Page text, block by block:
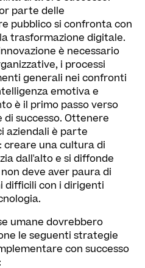
parte delle
pubblico si confronta con
trasformazione digitale.
è necessario
i processi
generali nei confronti
emotiva e
è il primo passo verso
successo. Ottenere
aziendali è parte
creare una cultura di
dall'alto e si diffonde
deve aver paura di
difficili con i dirigenti
umane dovrebbero
le seguenti strategie
con successo